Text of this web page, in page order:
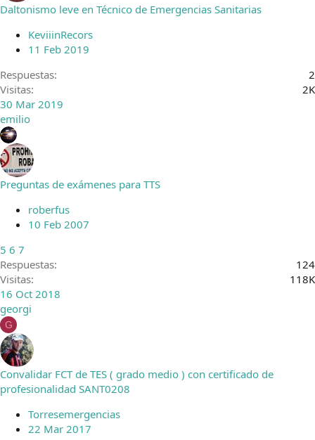
Daltonismo leve en Técnico de Emergencias Sanitarias
KeviiinRecors
11 Feb 2019
Respuestas
2
Visitas
2K
30 Mar 2019
emilio
Preguntas de exámenes para TTS
roberfus
10 Feb 2007
5 6 7
Respuestas
124
Visitas
118K
16 Oct 2018
georgi
G
Convalidar FCT de TES ( grado medio ) con certificado de
profesionalidad SANT0208
Torresemergencias
22 Mar 2017